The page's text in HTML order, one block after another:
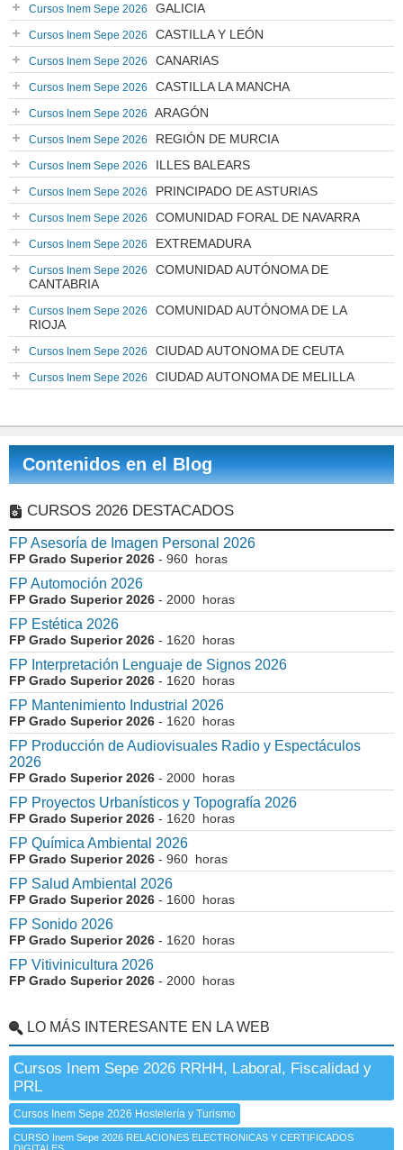
Cursos Inem Sepe 2026 GALICIA
Cursos Inem Sepe 2026 CASTILLA Y LEÓN
Cursos Inem Sepe 2026 CANARIAS
Cursos Inem Sepe 2026 CASTILLA LA MANCHA
Cursos Inem Sepe 2026 ARAGÓN
Cursos Inem Sepe 2026 REGIÓN DE MURCIA
Cursos Inem Sepe 2026 ILLES BALEARS
Cursos Inem Sepe 2026 PRINCIPADO DE ASTURIAS
Cursos Inem Sepe 2026 COMUNIDAD FORAL DE NAVARRA
Cursos Inem Sepe 2026 EXTREMADURA
Cursos Inem Sepe 2026
COMUNIDAD AUTÓNOMA DE
CANTABRIA
Cursos Inem Sepe 2026
COMUNIDAD AUTÓNOMA DE LA
RIOJA
Cursos Inem Sepe 2026 CIUDAD AUTONOMA DE CEUTA
Cursos Inem Sepe 2026 CIUDAD AUTONOMA DE MELILLA
Contenidos en el Blog
CURSOS 2026 DESTACADOS
FP Asesoría de Imagen Personal 2026
FP Grado Superior 2026 - 960 horas
FP Automoción 2026
FP Grado Superior 2026 - 2000 horas
FP Estética 2026
FP Grado Superior 2026 - 1620 horas
FP Interpretación Lenguaje de Signos 2026
FP Grado Superior 2026 - 1620 horas
FP Mantenimiento Industrial 2026
FP Grado Superior 2026 - 1620 horas
FP Producción de Audiovisuales Radio y Espectáculos
2026
FP Grado Superior 2026 - 2000 horas
FP Proyectos Urbanísticos y Topografía 2026
FP Grado Superior 2026 - 1620 horas
FP Química Ambiental 2026
FP Grado Superior 2026 - 960 horas
FP Salud Ambiental 2026
FP Grado Superior 2026 - 1600 horas
FP Sonido 2026
FP Grado Superior 2026 - 1620 horas
FP Vitivinicultura 2026
FP Grado Superior 2026 - 2000 horas
LO MÁS INTERESANTE EN LA WEB
Cursos Inem Sepe 2026 RRHH, Laboral, Fiscalidad y
PRL
Cursos Inem Sepe 2026 Hostelería y Turismo
CURSO Inem Sepe 2026 RELACIONES ELECTRONICAS Y CERTIFICADOS